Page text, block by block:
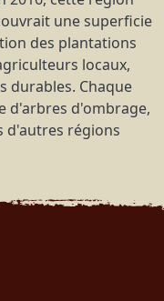
une superficie
des plantations
locaux,
durables. Chaque
d'arbres d'ombrage,
d'autres régions